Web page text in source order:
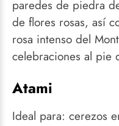
paredes de piedra
de flores rosas, así
rosa intenso del
celebraciones al pie
Atami
Ideal para: cerezos